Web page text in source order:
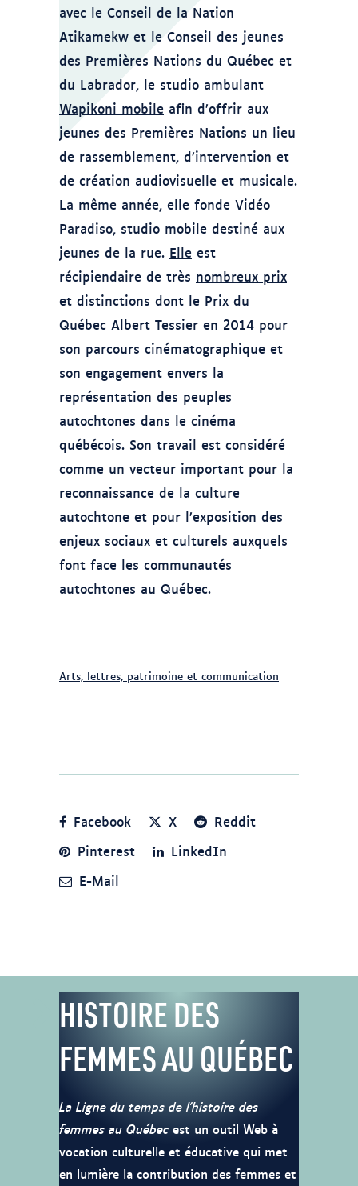
avec le Conseil de la Nation
Atikamekw et le Conseil des jeunes
des Premières Nations du Québec et
du Labrador, le studio ambulant
Wapikoni mobile afin d’offrir aux
jeunes des Premières Nations un lieu
de rassemblement, d’intervention et
de création audiovisuelle et musicale.
La même année, elle fonde Vidéo
Paradiso, studio mobile destiné aux
jeunes de la rue. Elle est
récipiendaire de très nombreux prix
et distinctions dont le Prix du
Québec Albert Tessier en 2014 pour
son parcours cinématographique et
son engagement envers la
représentation des peuples
autochtones dans le cinéma
québécois. Son travail est considéré
comme un vecteur important pour la
reconnaissance de la culture
autochtone et pour l’exposition des
enjeux sociaux et culturels auxquels
font face les communautés
autochtones au Québec.
Arts, lettres, patrimoine et communication
Facebook X
Reddit
Pinterest
LinkedIn
E-Mail
HISTOIRE DES
FEMMES AU QUÉBEC
La Ligne du temps de l’histoire des
femmes au Québec est un outil Web à
vocation culturelle et éducative qui met
en lumière la contribution des femmes et